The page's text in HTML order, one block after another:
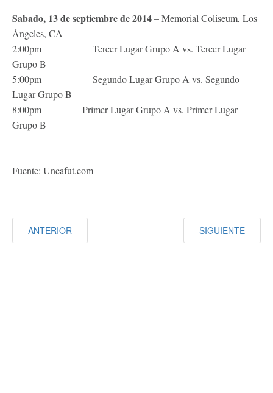
Sabado, 13 de septiembre de 2014– Memorial Coliseum, Los
Ángeles, CA
2:00pm Tercer Lugar Grupo A vs. Tercer Lugar
Grupo B
5:00pm Segundo Lugar Grupo A vs. Segundo
Lugar Grupo B
8:00pm Primer Lugar Grupo A vs. Primer Lugar
Grupo B
Fuente: Uncafut.com
ANTERIOR SIGUIENTE